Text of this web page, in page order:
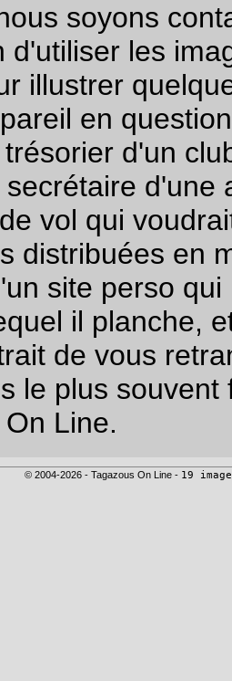
soyons
d'utiliser les
illustrer
en
d'un
vol qui
distribuées en
site perso
il planche,
de vous
le plus
Line.
© 2004-2026 - Tagazous On Line - 19